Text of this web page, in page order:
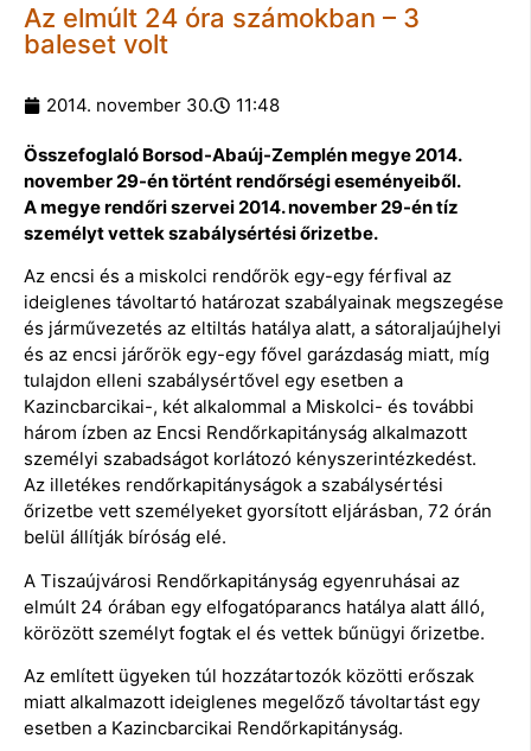
Az elmúlt 24 óra számokban – 3
baleset volt
2014. november 30. 11:48
Összefoglaló Borsod-Abaúj-Zemplén megye 2014.
november 29-én történt rendőrségi eseményeiből.
A megye rendőri szervei 2014. november 29-én tíz
személyt vettek szabálysértési őrizetbe.
Az encsi és a miskolci rendőrök egy-egy férfival az
ideiglenes távoltartó határozat szabályainak megszegése
és járművezetés az eltiltás hatálya alatt, a sátoraljaújhelyi
és az encsi járőrök egy-egy fővel garázdaság miatt, míg
tulajdon elleni szabálysértővel egy esetben a
Kazincbarcikai-, két alkalommal a Miskolci- és további
három ízben az Encsi Rendőrkapitányság alkalmazott
személyi szabadságot korlátozó kényszerintézkedést.
Az illetékes rendőrkapitányságok a szabálysértési
őrizetbe vett személyeket gyorsított eljárásban, 72 órán
belül állítják bíróság elé.
A Tiszaújvárosi Rendőrkapitányság egyenruhásai az
elmúlt 24 órában egy elfogatóparancs hatálya alatt álló,
körözött személyt fogtak el és vettek bűnügyi őrizetbe.
Az említett ügyeken túl hozzátartozók közötti erőszak
miatt alkalmazott ideiglenes megelőző távoltartást egy
esetben a Kazincbarcikai Rendőrkapitányság.